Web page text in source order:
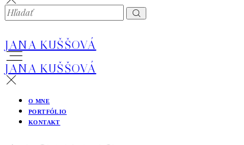
JANA KUŠŠOVÁ
JANA KUŠŠOVÁ
O MNE
PORTFÓLIO
KONTAKT